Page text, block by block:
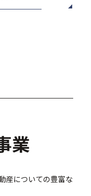
業
産についての豊富な